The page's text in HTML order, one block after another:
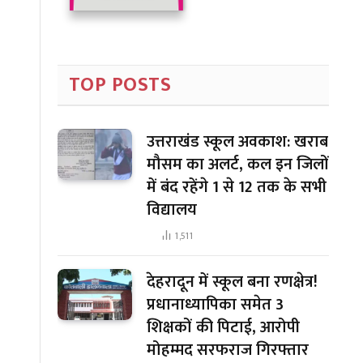
TOP POSTS
उत्तराखंड स्कूल अवकाश: खराब
मौसम का अलर्ट, कल इन जिलों
में बंद रहेंगे 1 से 12 तक के सभी
विद्यालय
1,511
देहरादून में स्कूल बना रणक्षेत्र!
प्रधानाध्यापिका समेत 3
शिक्षकों की पिटाई, आरोपी
मोहम्मद सरफराज गिरफ्तार